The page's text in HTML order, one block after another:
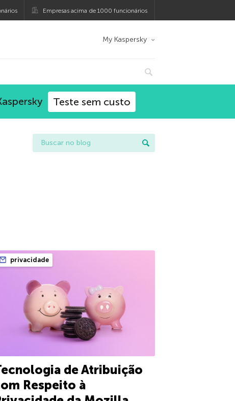
Empresas acima de 1000 funcionários
My Kaspersky
Teste sem custo
privacidade
de Atribuição
Respeito à